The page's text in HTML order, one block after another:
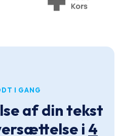
I GANG
af din tekst
i 4